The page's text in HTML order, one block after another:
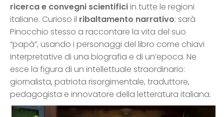
ricerca e convegni scientificiin tutte le regioni
italiane. Curioso il ribaltamento narrativo: sarà
Pinocchio stesso a raccontare la vita del suo
“papà”, usando i personaggi del libro come chiavi
interpretative di una biografia e di un’epoca. Ne
esce la figura di un intellettuale straordinario:
giornalista, patriota risorgimentale, traduttore,
pedagogista e innovatore della letteratura italiana.